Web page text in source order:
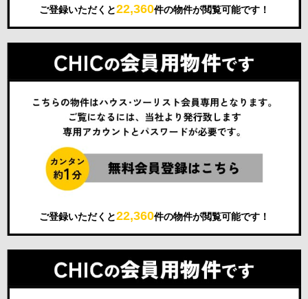
ご登録いただくと22,360件の物件が閲覧可能です！
ご登録いただくと22,360件の物件が閲覧可能です！